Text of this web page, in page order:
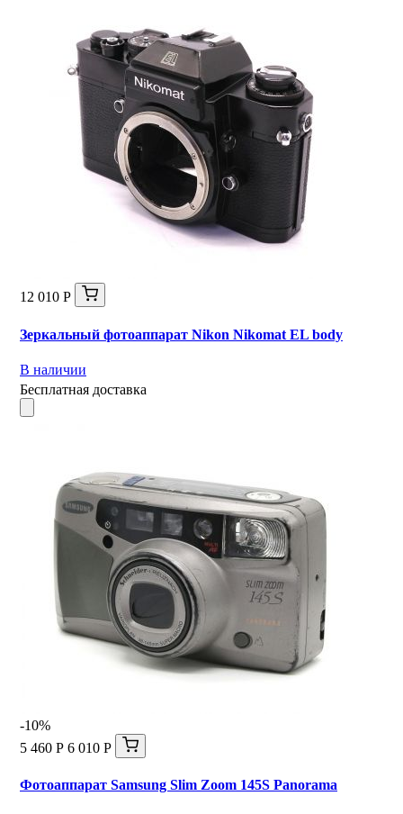
12 010 Р
Зеркальный фотоаппарат Nikon Nikomat EL body
В наличии
Бесплатная доставка
-10%
5 460 Р 6 010 Р
Фотоаппарат Samsung Slim Zoom 145S Panorama